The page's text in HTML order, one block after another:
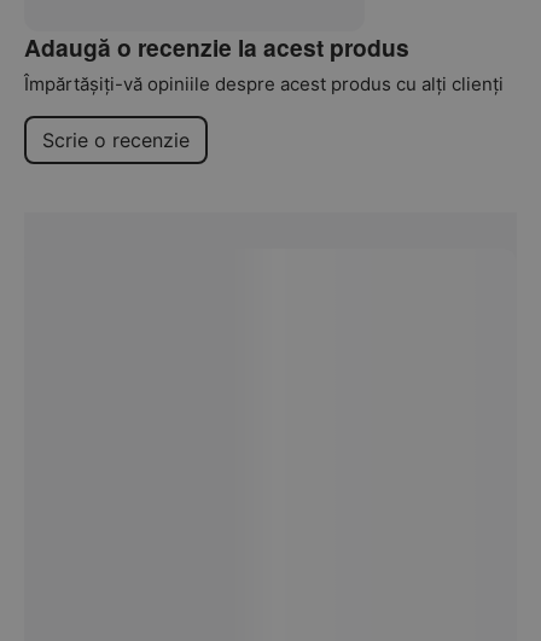
Adaugă o recenzie la acest produs
Împărtășiți-vă opiniile despre acest produs cu alți clienți
Scrie o recenzie